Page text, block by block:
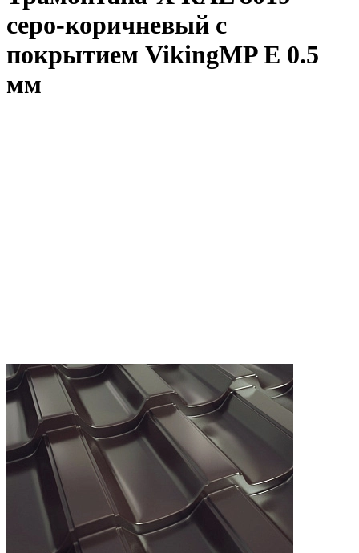
серо-коричневый с
покрытием VikingMP E 0.5
мм